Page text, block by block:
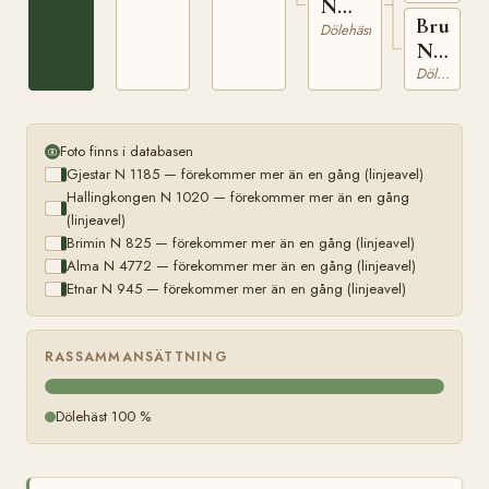
N
6131
Dölehäst
Bruna
N
2723
Dölehäst
Foto finns i databasen
Gjestar N 1185 — förekommer mer än en gång (linjeavel)
Hallingkongen N 1020 — förekommer mer än en gång
(linjeavel)
Brimin N 825 — förekommer mer än en gång (linjeavel)
Alma N 4772 — förekommer mer än en gång (linjeavel)
Etnar N 945 — förekommer mer än en gång (linjeavel)
RASSAMMANSÄTTNING
Dölehäst 100 %